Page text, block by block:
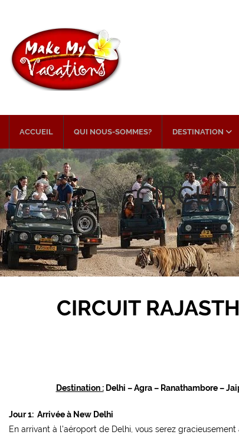
ACCUEIL QUI NOUS-SOMMES? DESTINATION
CIRCUIT
Destination :Delhi – Agra – Ranathambore –
Jour 1: Arrivée à New Delhi
En arrivant à l’aéroport de Delhi, vous serez